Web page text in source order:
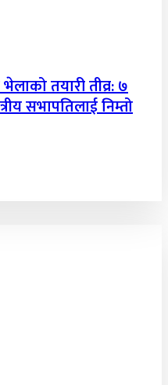
तयारी तीव्र: ७
सभापतिलाई निम्तो